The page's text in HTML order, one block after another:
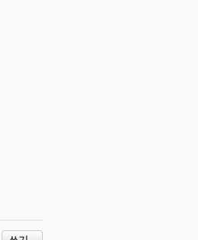
대해 - 이런 한물간지 한참된 타블로이드
하고 있는가? 법륜병자들은 이홍지가 단
자 중에 신진대사가 늦어지거나 멈춘사람